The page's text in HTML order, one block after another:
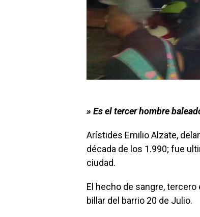
» Es el tercer hombre
Arístides Emilio Alzate,
década de los 1.990; fue
ciudad.
El hecho de sangre,
billar del barrio 20 de Julio.